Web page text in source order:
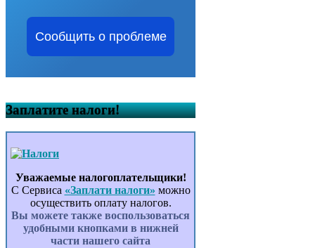
Сообщить о проблеме
Заплатите налоги!
Уважаемые налогоплательщики!
С Сервиса «Заплати налоги» можно
осуществить оплату налогов.
Вы можете также воспользоваться
удобными кнопками в нижней
части нашего сайта